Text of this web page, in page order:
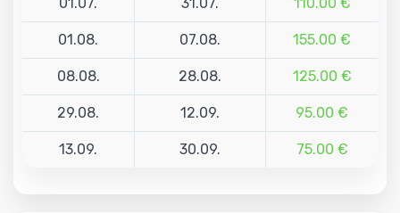
01.08. 07.08. 155.00 €
08.08. 28.08. 125.00 €
29.08. 12.09. 95.00 €
13.09. 30.09. 75.00 €